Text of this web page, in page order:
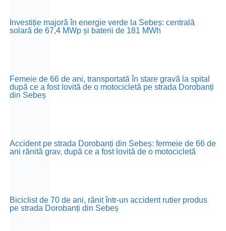
Investiție majoră în energie verde la Sebeș: centrală
solară de 67,4 MWp și baterii de 181 MWh
Femeie de 66 de ani, transportată în stare gravă la spital
după ce a fost lovită de o motocicletă pe strada Dorobanți
din Sebeș
Accident pe strada Dorobanți din Sebeș: fermeie de 66 de
ani rănită grav, după ce a fost lovită de o motocicletă
Biciclist de 70 de ani, rănit într-un accident rutier produs
pe strada Dorobanți din Sebeș